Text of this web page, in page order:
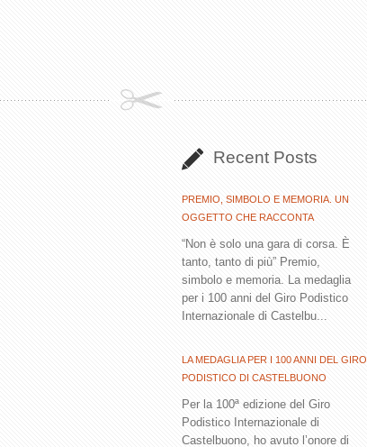
Recent Posts
PREMIO, SIMBOLO E MEMORIA. UN
OGGETTO CHE RACCONTA
“Non è solo una gara di corsa. È
tanto, tanto di più” Premio,
simbolo e memoria. La medaglia
per i 100 anni del Giro Podistico
Internazionale di Castelbu...
LA MEDAGLIA PER I 100 ANNI DEL GIRO
PODISTICO DI CASTELBUONO
Per la 100ª edizione del Giro
Podistico Internazionale di
Castelbuono, ho avuto l’onore di